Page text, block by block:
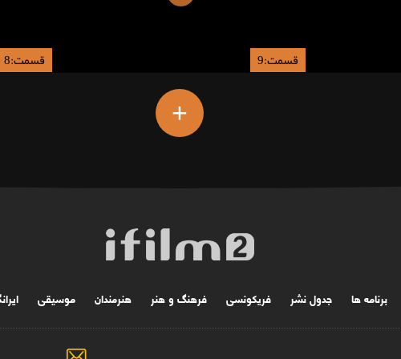
قسمت:9 قسمت:8
+
برنامه ها جدول نشر فریکونسی فرهنگ و هنر هنرمندان موسیقی